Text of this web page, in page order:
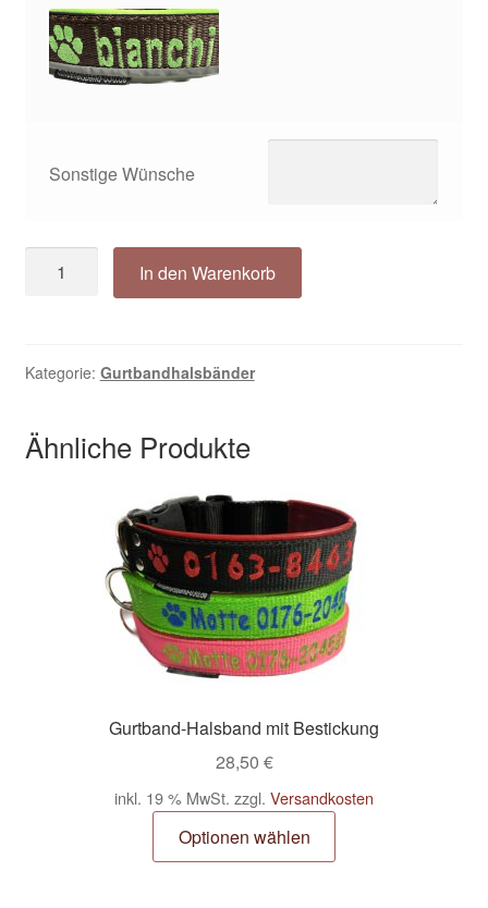
Sonstige Wünsche
Motivations-
auch
Menge
In den Warenkorb
Kategorie: Gurtbandhalsbänder
Ähnliche Produkte
Gurtband-Halsband mit Bestickung
28,50 €
inkl. 19 % MwSt. zzgl. Versandkosten
Optionen wählen